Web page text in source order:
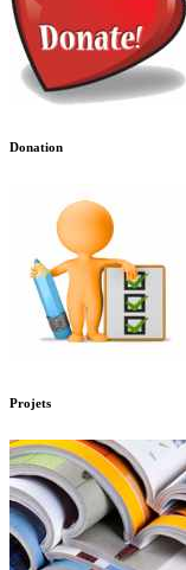
Donation
Projets